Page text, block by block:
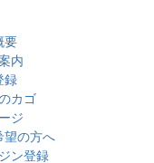
要
内
録
カゴ
ジ
望の方へ
ン登録